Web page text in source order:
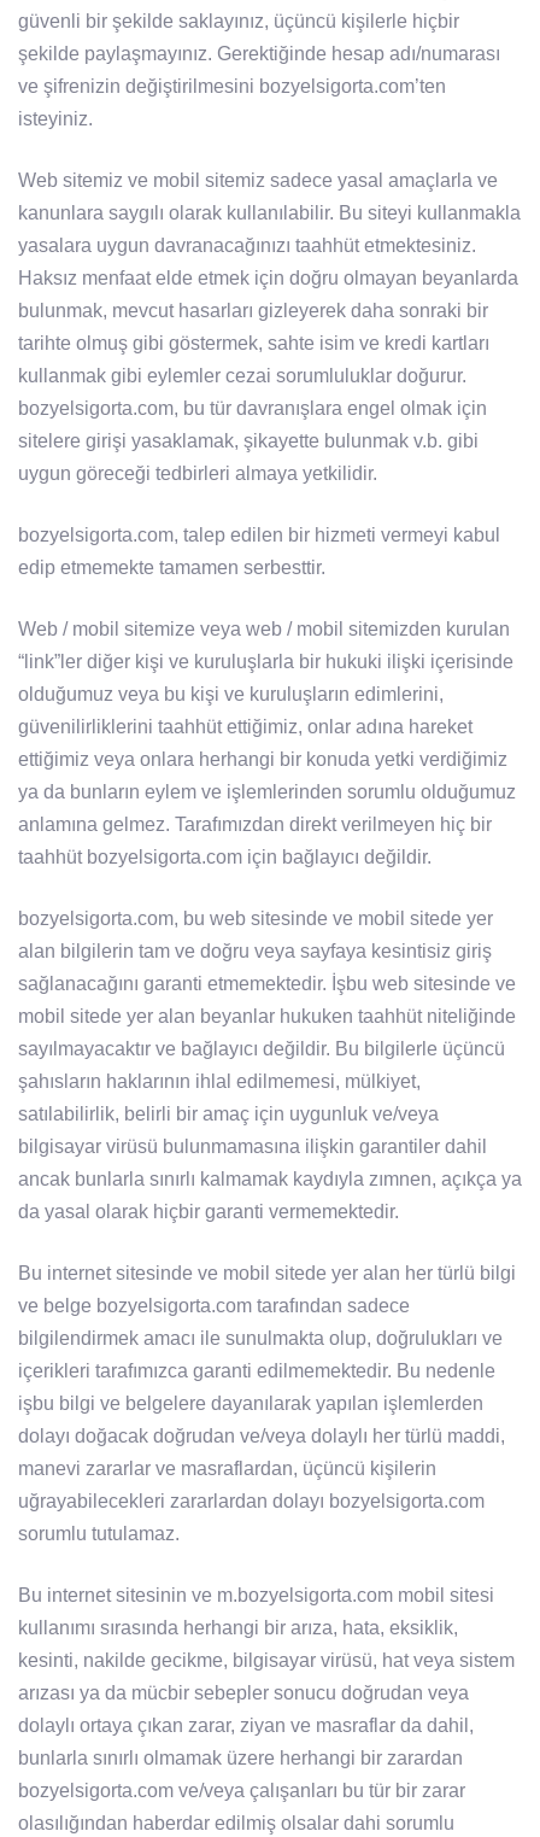
güvenli bir şekilde saklayınız, üçüncü kişilerle hiçbir
şekilde paylaşmayınız. Gerektiğinde hesap adı/numarası
ve şifrenizin değiştirilmesini bozyelsigorta.com’ten
isteyiniz.
Web sitemiz ve mobil sitemiz sadece yasal amaçlarla ve
kanunlara saygılı olarak kullanılabilir. Bu siteyi kullanmakla
yasalara uygun davranacağınızı taahhüt etmektesiniz.
Haksız menfaat elde etmek için doğru olmayan beyanlarda
bulunmak, mevcut hasarları gizleyerek daha sonraki bir
tarihte olmuş gibi göstermek, sahte isim ve kredi kartları
kullanmak gibi eylemler cezai sorumluluklar doğurur.
bozyelsigorta.com, bu tür davranışlara engel olmak için
sitelere girişi yasaklamak, şikayette bulunmak v.b. gibi
uygun göreceği tedbirleri almaya yetkilidir.
bozyelsigorta.com, talep edilen bir hizmeti vermeyi kabul
edip etmemekte tamamen serbesttir.
Web / mobil sitemize veya web / mobil sitemizden kurulan
“link”ler diğer kişi ve kuruluşlarla bir hukuki ilişki içerisinde
olduğumuz veya bu kişi ve kuruluşların edimlerini,
güvenilirliklerini taahhüt ettiğimiz, onlar adına hareket
ettiğimiz veya onlara herhangi bir konuda yetki verdiğimiz
ya da bunların eylem ve işlemlerinden sorumlu olduğumuz
anlamına gelmez. Tarafımızdan direkt verilmeyen hiç bir
taahhüt bozyelsigorta.com için bağlayıcı değildir.
bozyelsigorta.com, bu web sitesinde ve mobil sitede yer
alan bilgilerin tam ve doğru veya sayfaya kesintisiz giriş
sağlanacağını garanti etmemektedir. İşbu web sitesinde ve
mobil sitede yer alan beyanlar hukuken taahhüt niteliğinde
sayılmayacaktır ve bağlayıcı değildir. Bu bilgilerle üçüncü
şahısların haklarının ihlal edilmemesi, mülkiyet,
satılabilirlik, belirli bir amaç için uygunluk ve/veya
bilgisayar virüsü bulunmamasına ilişkin garantiler dahil
ancak bunlarla sınırlı kalmamak kaydıyla zımnen, açıkça ya
da yasal olarak hiçbir garanti vermemektedir.
Bu internet sitesinde ve mobil sitede yer alan her türlü bilgi
ve belge bozyelsigorta.com tarafından sadece
bilgilendirmek amacı ile sunulmakta olup, doğrulukları ve
içerikleri tarafımızca garanti edilmemektedir. Bu nedenle
işbu bilgi ve belgelere dayanılarak yapılan işlemlerden
dolayı doğacak doğrudan ve/veya dolaylı her türlü maddi,
manevi zararlar ve masraflardan, üçüncü kişilerin
uğrayabilecekleri zararlardan dolayı bozyelsigorta.com
sorumlu tutulamaz.
Bu internet sitesinin ve m.bozyelsigorta.com mobil sitesi
kullanımı sırasında herhangi bir arıza, hata, eksiklik,
kesinti, nakilde gecikme, bilgisayar virüsü, hat veya sistem
arızası ya da mücbir sebepler sonucu doğrudan veya
dolaylı ortaya çıkan zarar, ziyan ve masraflar da dahil,
bunlarla sınırlı olmamak üzere herhangi bir zarardan
bozyelsigorta.com ve/veya çalışanları bu tür bir zarar
olasılığından haberdar edilmiş olsalar dahi sorumlu